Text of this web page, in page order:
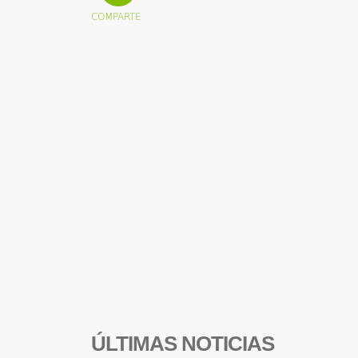
ÚLTIMAS NOTICIAS